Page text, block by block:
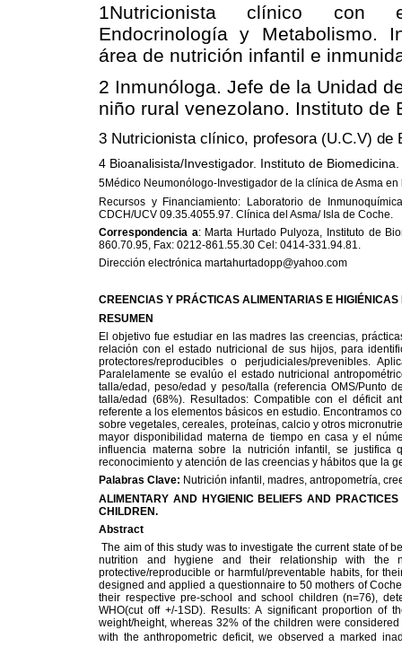
1Nutricionista clínico con
Endocrinología y Metabolismo.
área de nutrición infantil e
2 Inmunóloga. Jefe de la Unidad
niño rural venezolano. Instituto de
3 Nutricionista clínico, profesora (U.C.V) de
4 Bioanalisista/Investigador. Instituto de Biomedicina.
5Médico Neumonólogo-Investigador de la clínica de Asma en
Recursos y Financiamiento: Laboratorio de
CDCH/UCV 09.35.4055.97. Clínica del Asma/ Isla de Coche.
Correspondencia a: Marta Hurtado Pulyoza, Instituto de
860.70.95, Fax: 0212-861.55.30 Cel: 0414-331.94.81.
Dirección electrónica martahurtadopp@yahoo.com
CREENCIAS Y PRÁCTICAS ALIMENTARIAS E
RESUMEN
El objetivo fue estudiar en las madres las creencias,
relación con el estado nutricional de sus hijos, para
protectores/reproducibles o perjudiciales/prevenibles.
Paralelamente se evalúo el estado nutricional
talla/edad, peso/edad y peso/talla (referencia OMS/Punto
talla/edad (68%). Resultados: Compatible con el déficit
referente a los elementos básicos en estudio. Encontramos
sobre vegetales, cereales, proteínas, calcio y otros
mayor disponibilidad materna de tiempo en casa y el
influencia materna sobre la nutrición infantil, se
reconocimiento y atención de las creencias y hábitos que la
Palabras Clave: Nutrición infantil, madres, antropometría,
ALIMENTARY AND HYGIENIC BELIEFS AND
CHILDREN.
Abstract
The aim of this study was to investigate the current state of
nutrition and hygiene and their relationship with the
protective/reproducible or harmful/preventable habits, for
designed and applied a questionnaire to 50 mothers of
their respective pre-school and school children (n=76),
WHO(cut off +/-1SD). Results: A significant proportion
weight/height, whereas 32% of the children were
with the anthropometric deficit, we observed a marked